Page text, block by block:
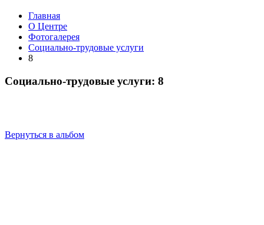
Главная
О Центре
Фотогалерея
Социально-трудовые услуги
8
Социально-трудовые услуги: 8
Вернуться в альбом